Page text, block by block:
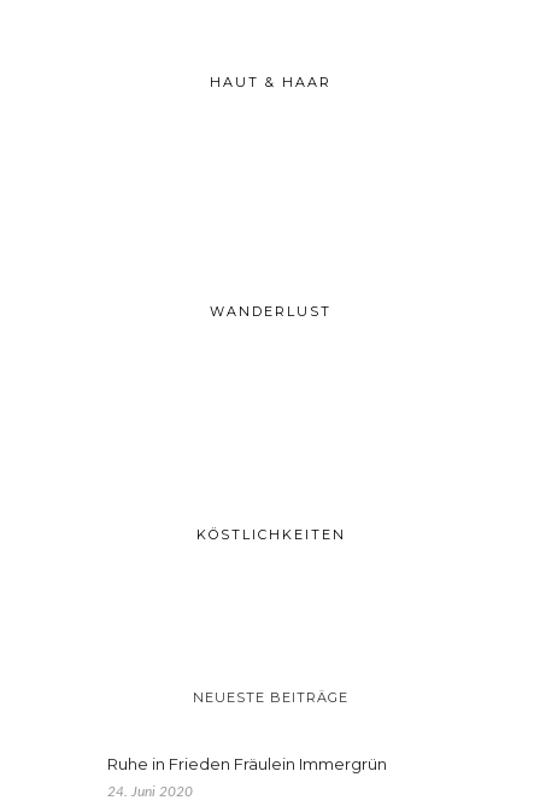
HAUT & HAAR
WANDERLUST
KÖSTLICHKEITEN
NEUESTE BEITRÄGE
Ruhe in Frieden Fräulein Immergrün
24. Juni 2020